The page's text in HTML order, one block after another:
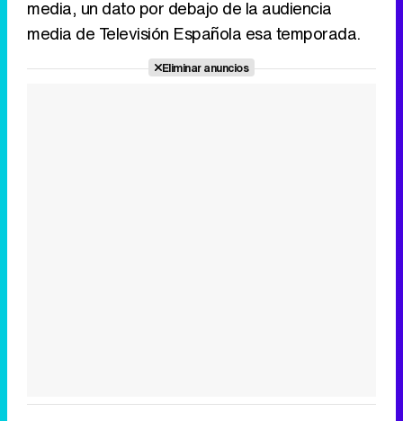
media, un dato por debajo de la audiencia
media de Televisión Española esa temporada.
Eliminar anuncios